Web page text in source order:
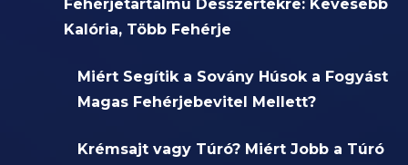
Fehérjetartalmú Desszertekre: Kevesebb
Kalória, Több Fehérje
Miért Segítik a Sovány Húsok a Fogyást
Magas Fehérjebevitel Mellett?
Krémsajt vagy Túró? Miért Jobb a Túró